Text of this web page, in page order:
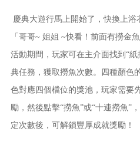
慶典大遊行馬上開始了，快換上浴
「哥哥~ 姐姐 ~快看！前面有撈金魚
活動期間，玩家可在主介面找到“
典任務，獲取撈魚次數。四種顏色
色對應四個檔位的獎池，玩家需要
勵，然後點擊“撈魚”或“十連撈魚”
定次數後，可解鎖豐厚成就獎勵！